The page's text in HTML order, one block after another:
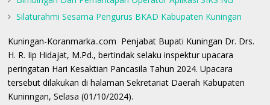
Silaturahmi Sesama Pengurus BKAD Kabupaten Kuningan
Kuningan-Koranmarka..com Penjabat Bupati Kuningan Dr. Drs.
H. R. Iip Hidajat, M.Pd., bertindak selaku inspektur upacara
peringatan Hari Kesaktian Pancasila Tahun 2024. Upacara
tersebut dilakukan di halaman Sekretariat Daerah Kabupaten
Kuninngan, Selasa (01/10/2024).